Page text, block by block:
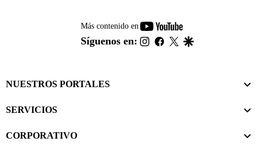
Más contenido en
youtube-
footer
Síguenos en: instagram
facebook
twitter
NUESTROS PORTALES
SERVICIOS
CORPORATIVO